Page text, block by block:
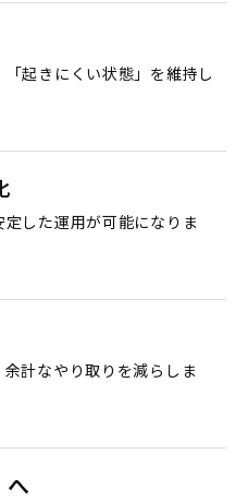
「起きにくい状態」を維持し
した運用が可能になりま
計なやり取りを減らしま
へ